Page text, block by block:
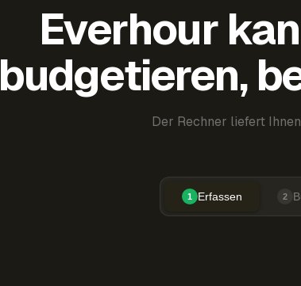
Everhour
budgetieren,
Der Rechner liefert
1 Erfassen 2